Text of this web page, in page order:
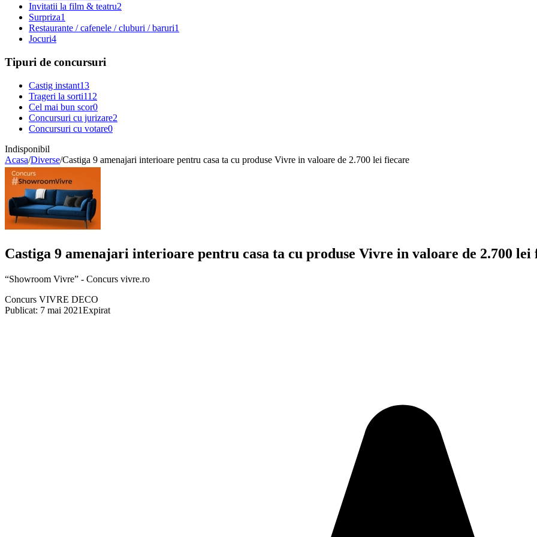
Invitatii la film & teatru2
Surpriza1
Restaurante / cafenele / cluburi / baruri1
Jocuri4
Tipuri de concursuri
Castig instant13
Trageri la sorti112
Cel mai bun scor0
Concursuri cu jurizare2
Concursuri cu votare0
Indisponibil
Acasa/Diverse/Castiga 9 amenajari interioare pentru casa ta cu produse Vivre in valoare de 2.700 lei fiecare
Castiga 9 amenajari interioare pentru casa ta cu produse Vivre in valoare de 2.700 lei
“Showroom Vivre” - Concurs vivre.ro
Concurs VIVRE DECO
Publicat: 7 mai 2021Expirat